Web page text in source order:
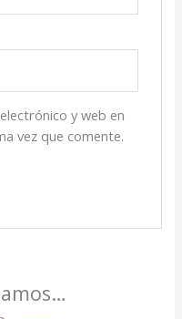
y web en
vez que comente.